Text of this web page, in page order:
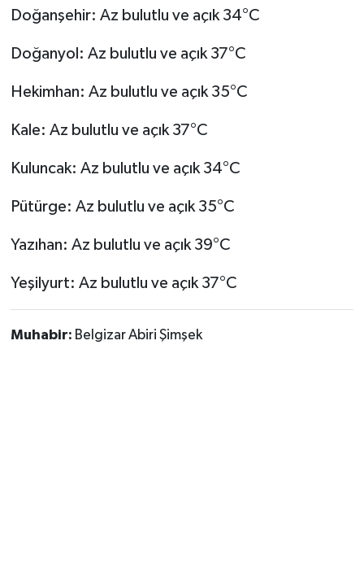
Doğanşehir: Az bulutlu ve açık 34°C
Doğanyol: Az bulutlu ve açık 37°C
Hekimhan: Az bulutlu ve açık 35°C
Kale: Az bulutlu ve açık 37°C
Kuluncak: Az bulutlu ve açık 34°C
Pütürge: Az bulutlu ve açık 35°C
Yazıhan: Az bulutlu ve açık 39°C
Yeşilyurt: Az bulutlu ve açık 37°C
Muhabir: Belgizar Abiri Şimşek